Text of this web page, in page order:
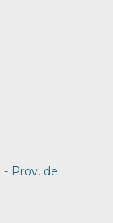
- Prov. de